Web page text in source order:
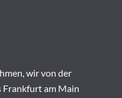
wir von der
Frankfurt am Main